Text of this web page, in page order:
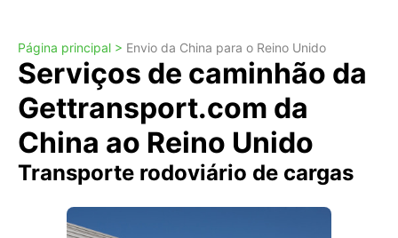
Página principal > Envio da China para o Reino Unido
Serviços de caminhão da
Gettransport.com da
China ao Reino Unido
Transporte rodoviário de cargas